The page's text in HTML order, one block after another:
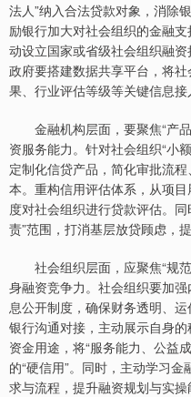
法人”纳入合法贷款对象，消除
励银行加大对社会组织的金融
动设立国家或省级社会组织融
政府要搭建数据共享平台，将
果、行业评估等级等关键信息接
金融机构层面，要聚焦“产
资服务能力。针对社会组织“小
定制化信贷产品，简化审批流
本。重构信用评估体系，从项
度对社会组织进行贷款评估。
责”范围，打消基层放贷顾虑，
社会组织层面，应聚焦“规
身融资竞争力。社会组织要加
息公开制度，确保财务透明、
银行沟通对接，主动展示自身
资金用途，将“服务能力、公益
的“硬信用”。同时，主动学习
求与流程，提升融资规划与实
深证成指